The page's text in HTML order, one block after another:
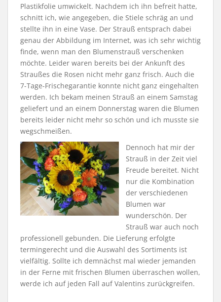
Plastikfolie umwickelt. Nachdem ich ihn befreit hatte,
schnitt ich, wie angegeben, die Stiele schräg an und
stellte ihn in eine Vase. Der Strauß entsprach dabei
genau der Abbildung im Internet, was ich sehr wichtig
finde, wenn man den Blumenstrauß verschenken
möchte. Leider waren bereits bei der Ankunft des
Straußes die Rosen nicht mehr ganz frisch. Auch die
7-Tage-Frischegarantie konnte nicht ganz eingehalten
werden. Ich bekam meinen Strauß an einem Samstag
geliefert und an einem Donnerstag waren die Blumen
bereits leider nicht mehr so schön und ich musste sie
wegschmeißen.
Dennoch hat mir der
Strauß in der Zeit viel
Freude bereitet. Nicht
nur die Kombination
der verschiedenen
Blumen war
wunderschön. Der
Strauß war auch noch
professionell gebunden. Die Lieferung erfolgte
termingerecht und die Auswahl des Sortiments ist
vielfältig. Sollte ich demnächst mal wieder jemanden
in der Ferne mit frischen Blumen überraschen wollen,
werde ich auf jeden Fall auf Valentins zurückgreifen.